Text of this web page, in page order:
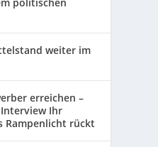
weiter im
erreichen –
Ihr
Rampenlicht rückt